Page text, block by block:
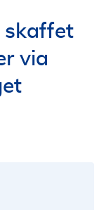
skaffet
via